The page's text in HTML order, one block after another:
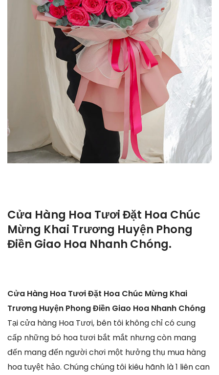
Cửa Hàng Hoa Tươi Đặt Hoa Chúc
Mừng Khai Trương Huyện Phong
Điền Giao Hoa Nhanh Chóng.
Cửa Hàng Hoa Tươi Đặt Hoa Chúc Mừng Khai
Trương Huyện Phong Điền Giao Hoa Nhanh Chóng
Tại cửa hàng Hoa Tươi, bên tôi không chỉ có cung
cấp những bó hoa tươi bắt mắt nhưng còn mang
đến mang đến người chơi một hưởng thụ mua hàng
hoa tuyệt hảo. Chúng chúng tôi kiêu hãnh là 1 liên can